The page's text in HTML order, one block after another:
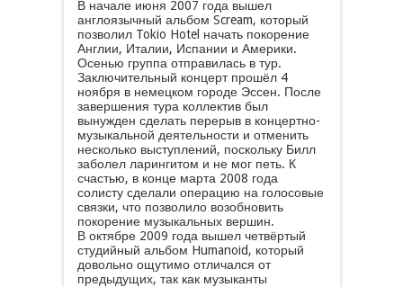
В начале июня 2007 года вышел
англоязычный альбом Scream, который
позволил Tokio Hotel начать покорение
Англии, Италии, Испании и Америки.
Осенью группа отправилась в тур.
Заключительный концерт прошёл 4
ноября в немецком городе Эссен. После
завершения тура коллектив был
вынужден сделать перерыв в концертно-
музыкальной деятельности и отменить
несколько выступлений, поскольку Билл
заболел ларингитом и не мог петь. К
счастью, в конце марта 2008 года
солисту сделали операцию на голосовые
связки, что позволило возобновить
покорение музыкальных вершин.
В октябре 2009 года вышел четвёртый
студийный альбом Humanoid, который
довольно ощутимо отличался от
предыдущих, так как музыканты